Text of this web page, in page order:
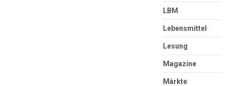
LBM
Lebensmittel
Lesung
Magazine
Märkte